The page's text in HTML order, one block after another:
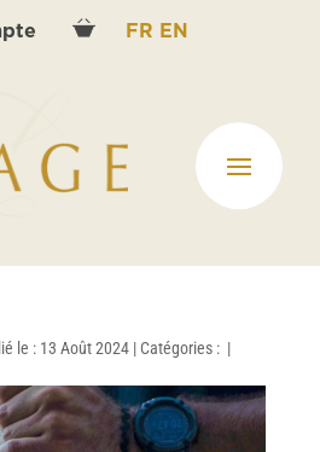
FR EN
le : 13 Août 2024 | Catégories : |